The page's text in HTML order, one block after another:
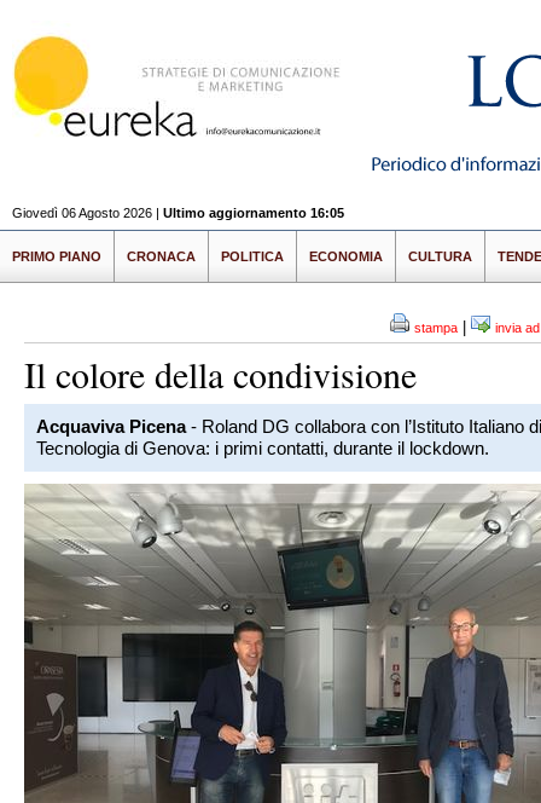
Giovedì 06 Agosto 2026 | Ultimo aggiornamento 16:05
PRIMO PIANO CRONACA POLITICA ECONOMIA CULTURA
stampa invia
Il colore della condivisione
Acquaviva Picena- Roland DG collabora con l’Istituto Italiano di
Tecnologia di Genova: i primi contatti, durante il lockdown.